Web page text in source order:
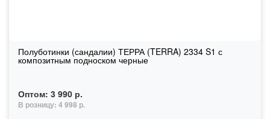
Полуботинки (сандалии) ТЕРРА (TERRA) 2334 S1 с
композитным подноском черные
Оптом: 3 990 р.
В розницу: 4 998 р.